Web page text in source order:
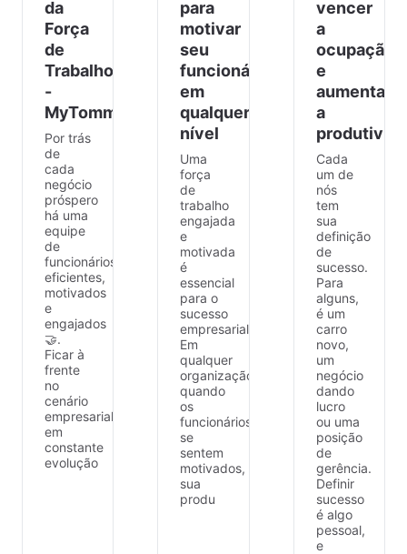
da
Força
de
Trabalho?
-
MyTommy.com
Por trás
de
cada
negócio
próspero
há uma
equipe
de
funcionários
eficientes,
motivados
e
engajados
🤝.
Ficar à
frente
no
cenário
empresarial
em
constante
evolução
para
motivar
seu
funcionário
em
qualquer
nível
Uma
força
de
trabalho
engajada
e
motivada
é
essencial
para o
sucesso
empresarial.
Em
qualquer
organização,
quando
os
funcionários
se
sentem
motivados,
sua
produ
vencer
a
ocupação
e
aumentar
a
Cada
um de
nós
tem
sua
definição
de
sucesso.
Para
alguns,
é um
carro
novo,
um
negócio
dando
lucro
ou uma
posição
de
gerência.
Definir
sucesso
é algo
pessoal,
e